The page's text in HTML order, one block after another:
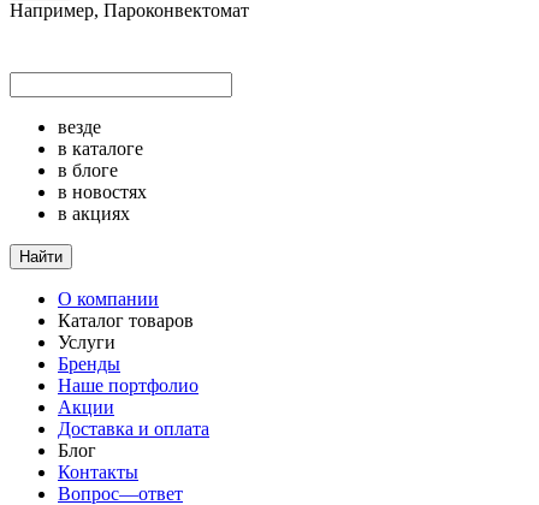
Например, Пароконвектомат
везде
в каталоге
в блоге
в новостях
в акциях
Найти
О компании
Каталог товаров
Услуги
Бренды
Наше портфолио
Акции
Доставка и оплата
Блог
Контакты
Вопрос—ответ